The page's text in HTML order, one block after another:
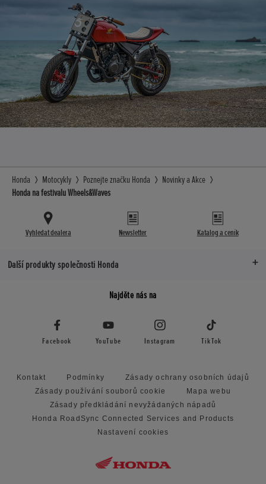
Honda Motocykly Poznejte značku Honda
Novinky a Akce
Honda na festivalu Wheels&Waves
Vyhledat dealera Newsletter Katalog a ceník
Další produkty společnosti Honda
Najděte nás na
Facebook YouTube Instagram TikTok
Kontakt Podmínky
Zásady ochrany osobních údajů
Zásady používání souborů cookie
Mapa webu
Zásady předkládání nevyžádaných nápadů
Honda RoadSync Connected Services and Products
Nastavení cookies